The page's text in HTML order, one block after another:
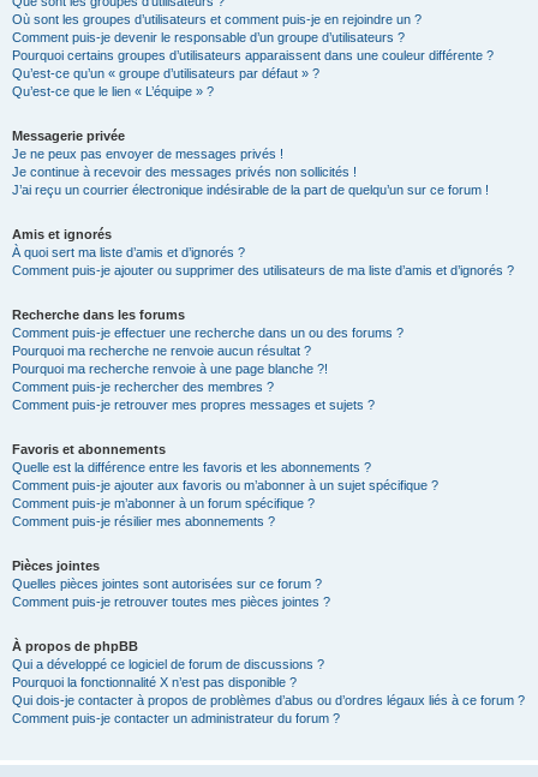
Où sont les groupes d’utilisateurs et comment puis-je en rejoindre un ?
Comment puis-je devenir le responsable d’un groupe d’utilisateurs ?
Pourquoi certains groupes d’utilisateurs apparaissent dans une couleur différente ?
Qu’est-ce qu’un « groupe d’utilisateurs par défaut » ?
Qu’est-ce que le lien « L’équipe » ?
Messagerie privée
Je ne peux pas envoyer de messages privés !
Je continue à recevoir des messages privés non sollicités !
J’ai reçu un courrier électronique indésirable de la part de quelqu’un sur ce forum !
Amis et ignorés
À quoi sert ma liste d’amis et d’ignorés ?
Comment puis-je ajouter ou supprimer des utilisateurs de ma liste d’amis et d’ignorés ?
Recherche dans les forums
Comment puis-je effectuer une recherche dans un ou des forums ?
Pourquoi ma recherche ne renvoie aucun résultat ?
Pourquoi ma recherche renvoie à une page blanche ?!
Comment puis-je rechercher des membres ?
Comment puis-je retrouver mes propres messages et sujets ?
Favoris et abonnements
Quelle est la différence entre les favoris et les abonnements ?
Comment puis-je ajouter aux favoris ou m’abonner à un sujet spécifique ?
Comment puis-je m’abonner à un forum spécifique ?
Comment puis-je résilier mes abonnements ?
Pièces jointes
Quelles pièces jointes sont autorisées sur ce forum ?
Comment puis-je retrouver toutes mes pièces jointes ?
À propos de phpBB
Qui a développé ce logiciel de forum de discussions ?
Pourquoi la fonctionnalité X n’est pas disponible ?
Qui dois-je contacter à propos de problèmes d’abus ou d’ordres légaux liés à ce forum ?
Comment puis-je contacter un administrateur du forum ?